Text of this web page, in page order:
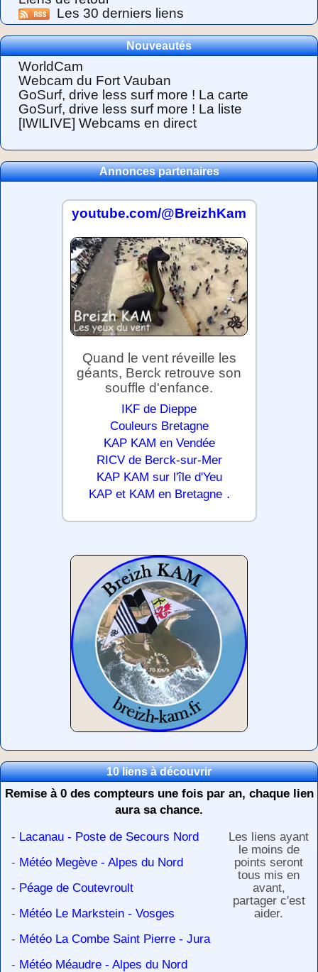
Les 30 derniers liens
Nouveautés
WorldCam
Webcam du Fort Vauban
GoSurf, drive less surf more ! La carte
GoSurf, drive less surf more ! La liste
[IWILIVE] Webcams en direct
Annonces partenaires
youtube.com/@BreizhKam
Quand le vent réveille les
géants, Berck retrouve son
souffle d'enfance.
IKF de Dieppe
Couleurs Bretagne
KAP KAM en Vendée
RICV de Berck-sur-Mer
KAP KAM sur l'île d'Yeu
KAP et KAM en Bretagne .
10 liens à découvrir
Remise à 0 des compteurs une fois par an, chaque lien
aura sa chance.
- Lacanau - Poste de Secours Nord
- Météo Megève - Alpes du Nord
- Péage de Coutevroult
- Météo Le Markstein - Vosges
- Météo La Combe Saint Pierre - Jura
- Météo Méaudre - Alpes du Nord
Les liens ayant
le moins de
points seront
tous mis en
avant,
partager c'est
aider.